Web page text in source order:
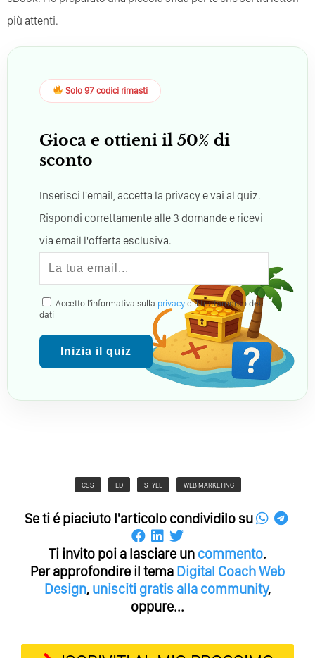
più attenti.
Solo 97 codici rimasti
Gioca e ottieni il 50% di
sconto
Inserisci l'email, accetta la privacy e vai al quiz.
Rispondi correttamente alle 3 domande e ricevi
via email l'offerta esclusiva.
Accetto l'informativa sulla privacy e il trattamento dei
dati
Inizia il quiz
CSS ED STYLE WEB MARKETING
Se ti é piaciuto l'articolo condividilo su
Ti invito poi a lasciare un commento.
Per approfondire il tema Digital CoachWeb
Design, unisciti gratis alla community,
oppure...